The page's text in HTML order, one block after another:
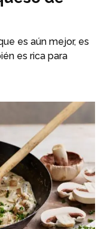
es aún mejor, es
es rica para